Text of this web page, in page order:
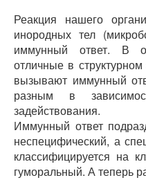
Реакция нашего
инородных тел
иммунный ответ. В
отличные в
вызывают иммунный
разным в
задействования.
Иммунный ответ
неспецифический, а
классифицируется на
гуморальный. А теперь